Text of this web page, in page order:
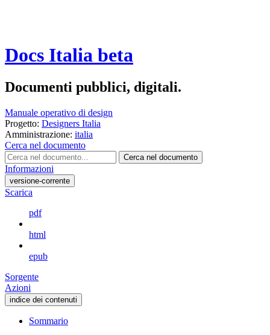
Docs Italia beta
Documenti pubblici, digitali.
Manuale operativo di design
Progetto: Designers Italia
Amministrazione: italia
Cerca nel documento
Cerca nel documento
Informazioni
versione-corrente
Scarica
pdf
html
epub
Sorgente
Azioni
indice dei contenuti
Sommario